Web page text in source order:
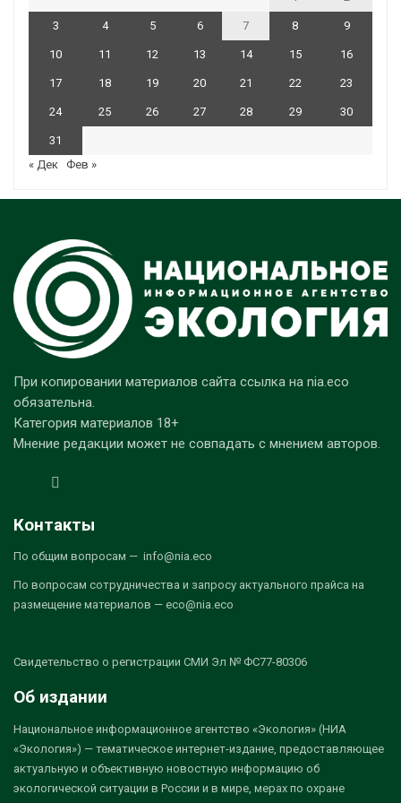
3 4 5 6 7 8 9
10 11 12 13 14 15 16
17 18 19 20 21 22 23
24 25 26 27 28 29 30
31
« Дек Фев »
При копировании материалов сайта ссылка на nia.eco
обязательна.
Категория материалов 18+
Мнение редакции может не совпадать с мнением авторов.
Контакты
По общим вопросам — info@nia.eco
По вопросам сотрудничества и запросу актуального прайса на
размещение материалов — eco@nia.eco
Свидетельство о регистрации СМИ Эл № ФС77-80306
Об издании
Национальное информационное агентство «Экология» (НИА
«Экология») — тематическое интернет-издание, предоставляющее
актуальную и объективную новостную информацию об
экологической ситуации в России и в мире, мерах по охране